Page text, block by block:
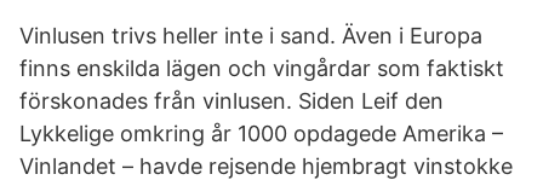
Vinlusen trivs heller inte i sand. Även i Europa
finns enskilda lägen och vingårdar som faktiskt
förskonades från vinlusen. Siden Leif den
Lykkelige omkring år 1000 opdagede Amerika –
Vinlandet – havde rejsende hjembragt vinstokke